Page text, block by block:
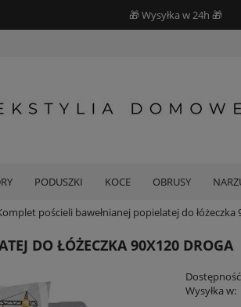
🎁 Wysyłka w 24h 🎁
PODUSZKI KOCE OBRUSY
pościeli bawełnianej popielatej do łóżeczka
DO ŁÓŻECZKA 90X120 DROGA
Wysyłka w: